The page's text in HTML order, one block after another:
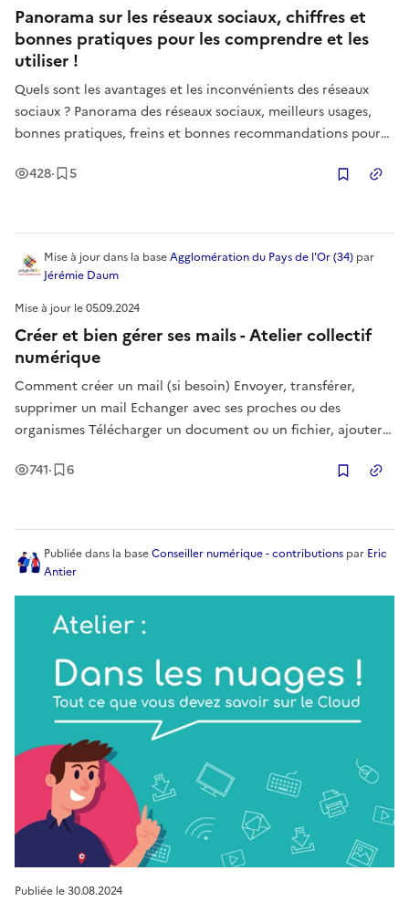
Panorama sur les réseaux sociaux, chiffres et
bonnes pratiques pour les comprendre et les
utiliser !
Quels sont les avantages et les inconvénients des réseaux
sociaux ? Panorama des réseaux sociaux, meilleurs usages,
bonnes pratiques, freins et bonnes recommandations pour
Creative Commons BY NC ND Jérémie Daum Conseiller
428Vues
· 5Enregistrement
Mise à jour le05.09.2024
Créer et bien gérer ses mails - Atelier collectif
numérique
Comment créer un mail (si besoin) Envoyer, transférer,
supprimer un mail Echanger avec ses proches ou des
organismes Télécharger un document ou un fichier, ajouter
autres outils Auteur de ce support pédagogique sous Licence
741Vues
· 6Enregistrement
Mise à jourdans la baseAgglomération du Pays de l'Or (34) par
Jérémie Daum
Publiée le30.08.2024
Publiéedans la baseConseiller numérique - contributions par Eric
Antier